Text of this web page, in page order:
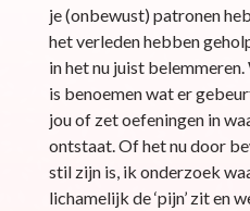
je (onbewust) patronen
het verleden hebben
in het nu juist
is benoemen wat er
jou of zet oefeningen in
ontstaat. Of het nu door
stil zijn is, ik onderzoek
lichamelijk de ‘pijn’ zit en